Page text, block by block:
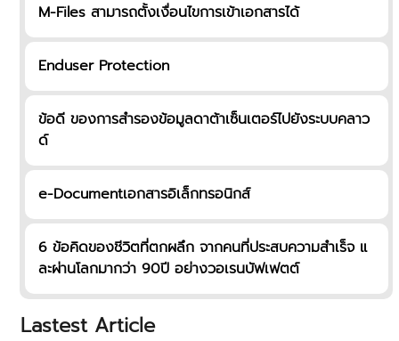
M-Files สามารถตั้งเงื่อนไขการเข้าเอกสารได้
Enduser Protection
ข้อดี ของการสำรองข้อมูลดาต้าเซ็นเตอร์ไปยังระบบคลาว
ด์
e-Documentเอกสารอิเล็กทรอนิกส์
6 ข้อคิดของชีวิตที่ตกผลึก จากคนที่ประสบความสำเร็จ แ
ละผ่านโลกมากว่า 90ปี อย่างวอเรนบัฟเฟตต์
Lastest Article